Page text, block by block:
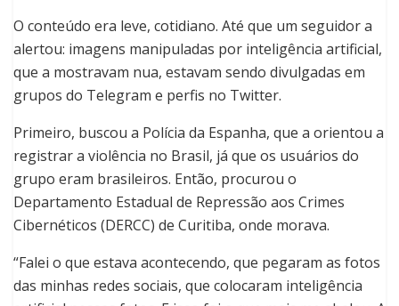
O conteúdo era leve, cotidiano. Até que um seguidor a
alertou: imagens manipuladas por inteligência artificial,
que a mostravam nua, estavam sendo divulgadas em
grupos do Telegram e perfis no Twitter.
Primeiro, buscou a Polícia da Espanha, que a orientou a
registrar a violência no Brasil, já que os usuários do
grupo eram brasileiros. Então, procurou o
Departamento Estadual de Repressão aos Crimes
Cibernéticos (DERCC) de Curitiba, onde morava.
“Falei o que estava acontecendo, que pegaram as fotos
das minhas redes sociais, que colocaram inteligência